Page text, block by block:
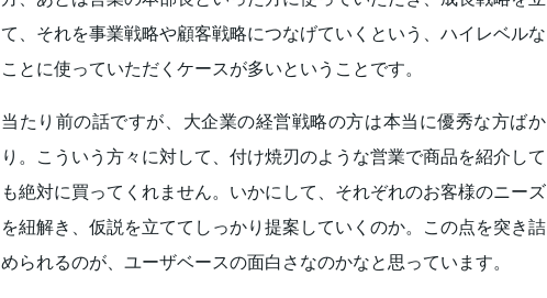
て、それを事業戦略や顧客戦略につなげていくという、ハイレベルな
ことに使っていただくケースが多いということです。
当たり前の話ですが、大企業の経営戦略の方は本当に優秀な方ばか
り。こういう方々に対して、付け焼刃のような営業で商品を紹介して
も絶対に買ってくれません。いかにして、それぞれのお客様のニーズ
を紐解き、仮説を立ててしっかり提案していくのか。この点を突き詰
められるのが、ユーザベースの面白さなのかなと思っています。